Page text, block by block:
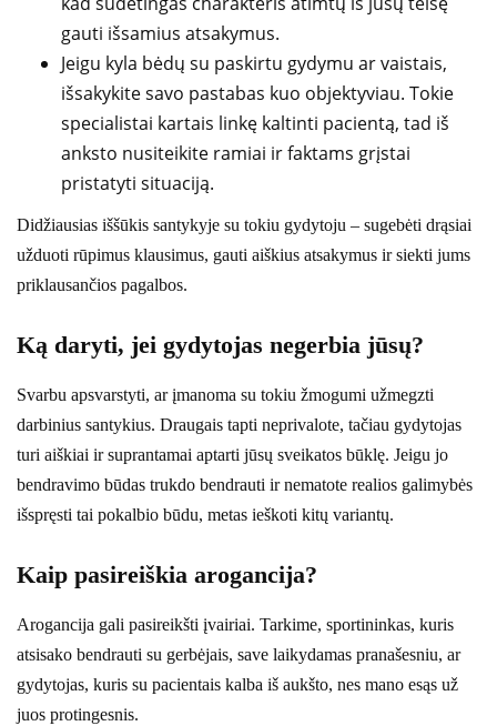
gauti išsamius atsakymus.
Jeigu kyla bėdų su paskirtu gydymu ar vaistais,
išsakykite savo pastabas kuo objektyviau. Tokie
specialistai kartais linkę kaltinti pacientą, tad iš
anksto nusiteikite ramiai ir faktams grįstai
pristatyti situaciją.
Didžiausias iššūkis santykyje su tokiu gydytoju – sugebėti drąsiai
užduoti rūpimus klausimus, gauti aiškius atsakymus ir siekti jums
priklausančios pagalbos.
Ką daryti, jei gydytojas negerbia jūsų?
Svarbu apsvarstyti, ar įmanoma su tokiu žmogumi užmegzti
darbinius santykius. Draugais tapti neprivalote, tačiau gydytojas
turi aiškiai ir suprantamai aptarti jūsų sveikatos būklę. Jeigu jo
bendravimo būdas trukdo bendrauti ir nematote realios galimybės
išspręsti tai pokalbio būdu, metas ieškoti kitų variantų.
Kaip pasireiškia arogancija?
Arogancija gali pasireikšti įvairiai. Tarkime, sportininkas, kuris
atsisako bendrauti su gerbėjais, save laikydamas pranašesniu, ar
gydytojas, kuris su pacientais kalba iš aukšto, nes mano esąs už
juos protingesnis.